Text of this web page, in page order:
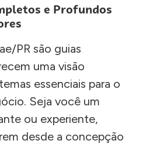
e Profundos
PR são guias
uma visão
essenciais para o
Seja você um
ou experiente,
desde a concepção